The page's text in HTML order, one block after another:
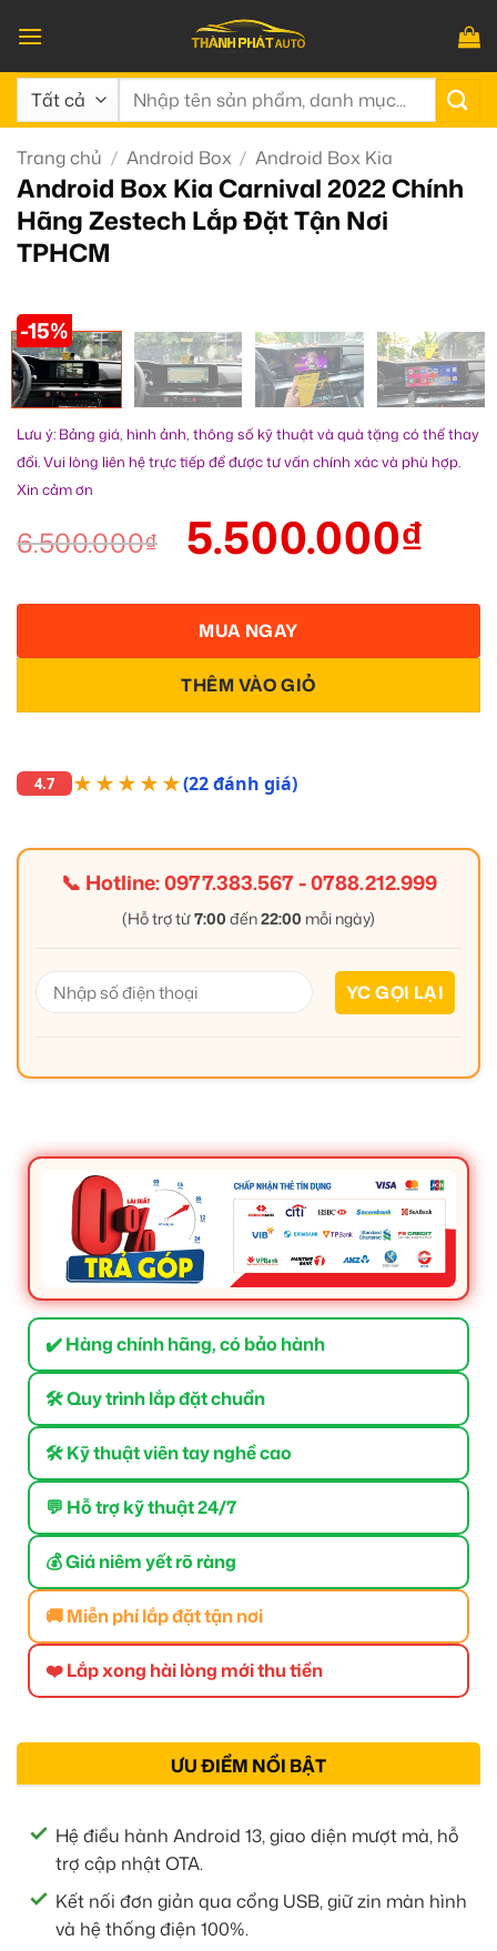
qua
nội
dung
Tìm
Trang chủ / Android Box / Android Box Kia
Android Box Kia Carnival 2022 Chính
Hãng Zestech Lắp Đặt Tận Nơi
TPHCM
-15%
Lưu ý: Bảng giá, hình ảnh, thông số kỹ thuật và quà tặng có thể thay
đổi. Vui lòng liên hệ trực tiếp để được tư vấn chính xác và phù hợp.
Xin cảm ơn
6.500.000₫ 5.500.000₫
THÊM VÀO GIỎ
MUA NGAY
4.7 ★★★★★(22 đánh giá)
📞 Hotline:0977.383.567-0788.212.999
(Hỗ trợ từ7:00 đến22:00 mỗi ngày)
✔️ Hàng chính hãng, có bảo hành
🛠 Quy trình lắp đặt chuẩn
🛠 Kỹ thuật viên tay nghề cao
💬 Hỗ trợ kỹ thuật 24/7
💰 Giá niêm yết rõ ràng
🚚 Miễn phí lắp đặt tận nơi
❤️ Lắp xong hài lòng mới thu tiền
ƯU ĐIỂM NỔI BẬT
Hệ điều hành Android 13, giao diện mượt mà, hỗ
trợ cập nhật OTA.
Kết nối đơn giản qua cổng USB, giữ zin màn hình
và hệ thống điện 100%.